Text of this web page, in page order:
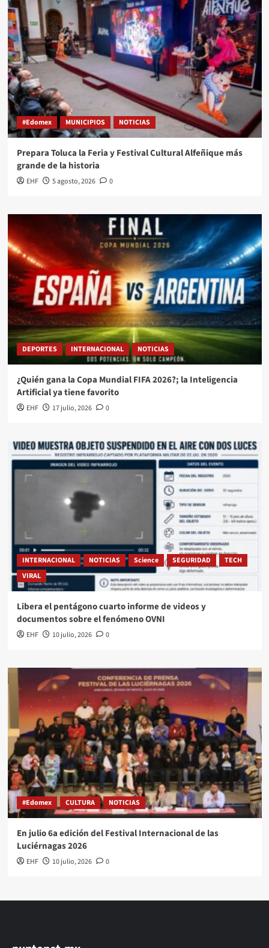
#Edomex MUNICIPIOS NOTICIAS
Prepara Toluca la Feria y Festival Cultural Alfeñique más
grande de la historia
EHF 5 agosto, 2026 0
DEPORTES INTERNACIONAL NOTICIAS
¿Quién gana la Copa Mundial FIFA 2026?; la Inteligencia
Artificial ya tiene favorito
EHF 17 julio, 2026 0
INTERNACIONAL NOTICIAS Science SEGURIDAD
TECH
VIRAL
Libera el pentágono cuarto informe de videos y
documentos sobre el fenómeno OVNI
EHF 10 julio, 2026 0
#Edomex CULTURA NOTICIAS
En julio 6a edición del Festival Internacional de las
Luciérnagas 2026
EHF 10 julio, 2026 0